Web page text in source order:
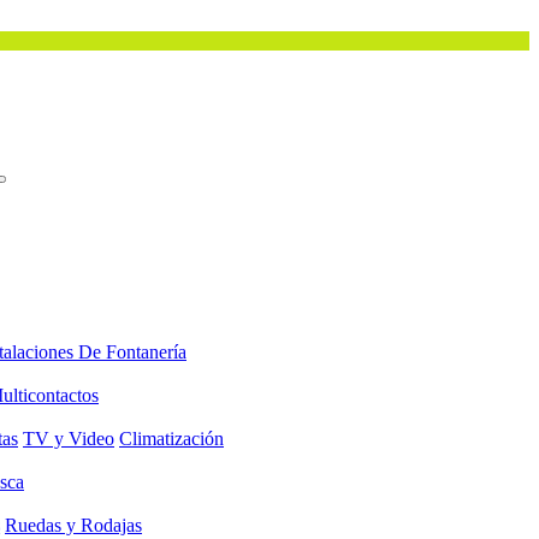
De Fontanería
TV y Video Climatización
Ruedas y Rodajas